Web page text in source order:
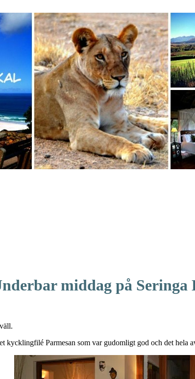
middag på Seringa
Parmesan som var gudomligt god och det hela